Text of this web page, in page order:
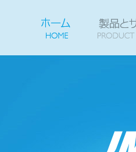
ホームHOME